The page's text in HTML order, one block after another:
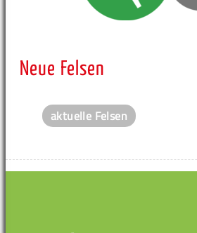
Neue Felsen
aktuelle Felsen